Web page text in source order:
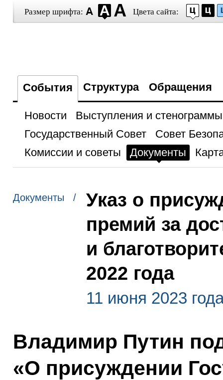
Размер шрифта: Цвета сайта:
События Структура Обращения
Новости
Выступления и стенограммы
Государственный Совет
Совет
Комиссии и советы
Документы
Документы /
Указ о
премий за
и
2022 года
11 июня 2023
Владимир Путин
«О присуждении